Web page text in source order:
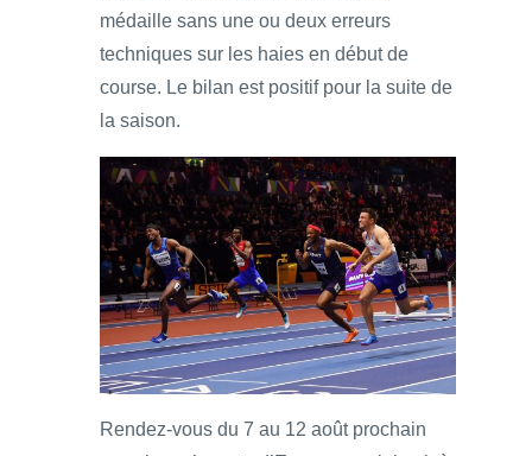
médaille sans une ou deux erreurs
techniques sur les haies en début de
course. Le bilan est positif pour la suite de
la saison.
Rendez-vous du 7 au 12 août prochain